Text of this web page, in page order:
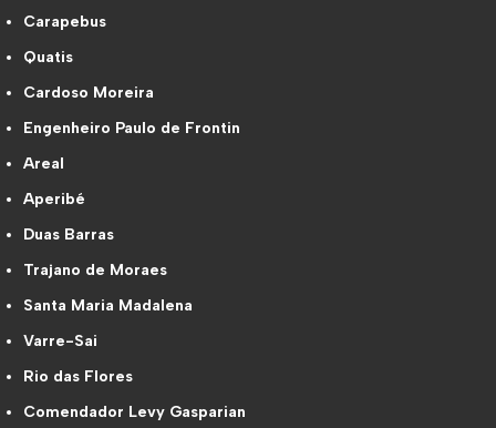
Carapebus
Quatis
Cardoso Moreira
Engenheiro Paulo de Frontin
Areal
Aperibé
Duas Barras
Trajano de Moraes
Santa Maria Madalena
Varre-Sai
Rio das Flores
Comendador Levy Gasparian